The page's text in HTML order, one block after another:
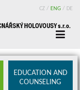
CZ / ENG / DE
EDUCATION AND
COUNSELING